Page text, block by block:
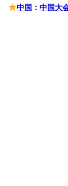
中国 ：中国大